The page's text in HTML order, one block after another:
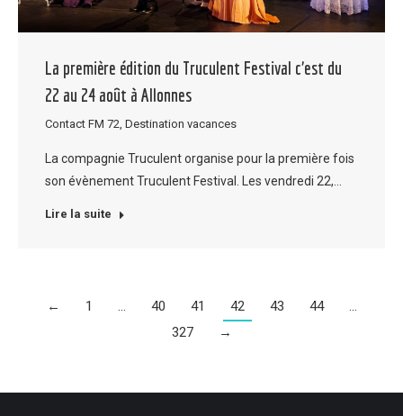
La première édition du Truculent Festival c’est du
22 au 24 août à Allonnes
Contact FM 72 Destination vacances
La compagnie Truculent organise pour la première fois
son évènement Truculent Festival. Les vendredi 22,…
Lire la suite
← 1 … 40 41 42 43 44
…
327
→